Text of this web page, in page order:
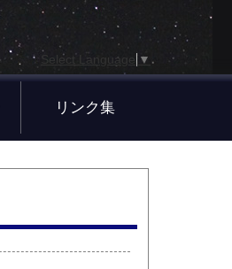
Select Language ▼
リンク集